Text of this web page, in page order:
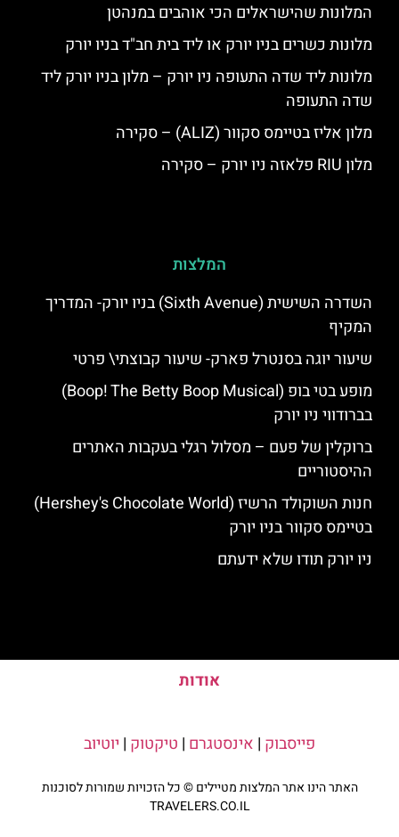
המלונות שהישראלים הכי אוהבים במנהטן
מלונות כשרים בניו יורק או ליד בית חב"ד בניו יורק
מלונות ליד שדה התעופה ניו יורק – מלון בניו יורק ליד
שדה התעופה
מלון אליז בטיימס סקוור (ALIZ) – סקירה
מלון RIU פלאזה ניו יורק – סקירה
המלצות
השדרה השישית (Sixth Avenue) בניו יורק- המדריך
המקיף
שיעור יוגה בסנטרל פארק- שיעור קבוצתי\ פרטי
מופע בטי בופ (Boop! The Betty Boop Musical)
בברודווי ניו יורק
ברוקלין של פעם – מסלול רגלי בעקבות האתרים
ההיסטוריים
חנות השוקולד הרשיז (Hershey's Chocolate World)
בטיימס סקוור בניו יורק
ניו יורק תודו שלא ידעתם
אודות
פייסבוק | אינסטגרם | טיקטוק | יוטיוב
האתר הינו אתר המלצות מטיילים © כל הזכויות שמורות לסוכנות
TRAVELERS.CO.IL